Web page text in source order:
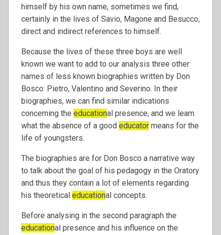
himself by his own name, sometimes we find,
certainly in the lives of Savio, Magone and Besucco,
direct and indirect references to himself.
Because the lives of these three boys are well
known we want to add to our analysis three other
names of less known biographies written by Don
Bosco: Pietro, Valentino and Severino. In their
biographies, we can find similar indications
concerning the educational presence, and we learn
what the absence of a good educatormeans for the
life of youngsters.
The biographies are for Don Bosco a narrative way
to talk about the goal of his pedagogy in the Oratory
and thus they contain a lot of elements regarding
his theoretical educational concepts.
Before analysing in the second paragraph the
educational presence and his influence on the